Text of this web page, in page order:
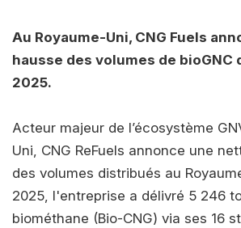
Au Royaume-Uni, CNG Fuels
hausse des volumes de bioGNC
2025.
Acteur majeur de l’écosystème
Uni, CNG ReFuels annonce une
des volumes distribués au
2025, l'entreprise a délivré 5 246
biométhane (Bio-CNG) via ses 16